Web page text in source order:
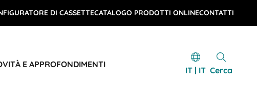
DI CASSETTECATALOGO PRODOTTI ONLINECONTATTI
E APPROFONDIMENTI
IT | IT Cerca